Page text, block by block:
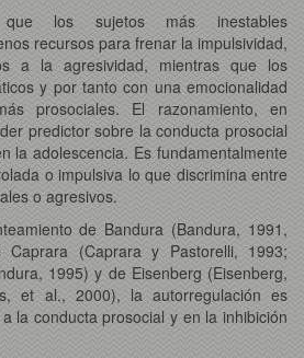
los sujetos más inestables
recursos para frenar la impulsividad,
a la agresividad, mientras que los
y por tanto con una emocionalidad
prosociales. El razonamiento, en
predictor sobre la conducta prosocial
la adolescencia. Es fundamentalmente
o impulsiva lo que discrimina entre
o agresivos.
de Bandura (Bandura, 1991,
(Caprara y Pastorelli, 1993;
1995) y de Eisenberg (Eisenberg,
et al., 2000), la autorregulación es
la conducta prosocial y en la inhibición